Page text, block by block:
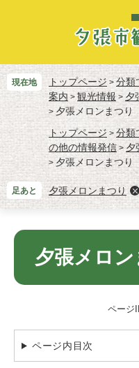
先
頭
で
す。
を
飛
ば
て
本
文
へ
現在地 トップページ > 分類
案内 >観光情報 > 夕
> 夕張メロンまつり
トップページ > 分類
の他の情報発信 > 夕
> 夕張メロンまつり
足あと 夕張メロンまつり
本
夕張メロン
ページ
ページ内目次